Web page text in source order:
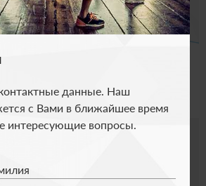
Кагана, 21а
данные. Наш
с Вами в ближайшее время
интересующие вопросы.